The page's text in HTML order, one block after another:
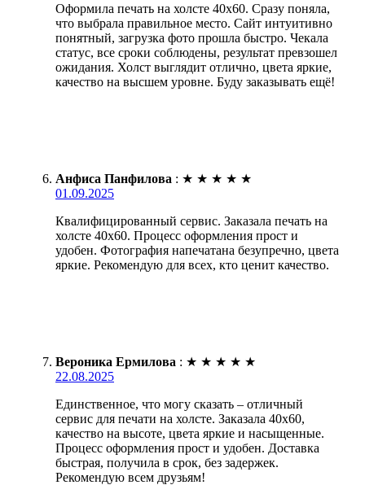
Оформила печать на холсте 40х60. Сразу поняла,
что выбрала правильное место. Сайт интуитивно
понятный, загрузка фото прошла быстро. Чекала
статус, все сроки соблюдены, результат превзошел
ожидания. Холст выглядит отлично, цвета яркие,
качество на высшем уровне. Буду заказывать ещё!
Анфиса Панфилова : ★ ★ ★ ★ ★
01.09.2025
Квалифицированный сервис. Заказала печать на
холсте 40х60. Процесс оформления прост и
удобен. Фотография напечатана безупречно, цвета
яркие. Рекомендую для всех, кто ценит качество.
Вероника Ермилова : ★ ★ ★ ★ ★
22.08.2025
Единственное, что могу сказать – отличный
сервис для печати на холсте. Заказала 40х60,
качество на высоте, цвета яркие и насыщенные.
Процесс оформления прост и удобен. Доставка
быстрая, получила в срок, без задержек.
Рекомендую всем друзьям!